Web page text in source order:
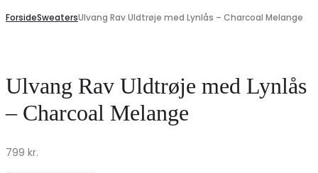
ForsideSweatersUlvang Rav Uldtrøje med Lynlås – Charcoal Melange
Ulvang Rav Uldtrøje med Lynlås
– Charcoal Melange
799 kr.